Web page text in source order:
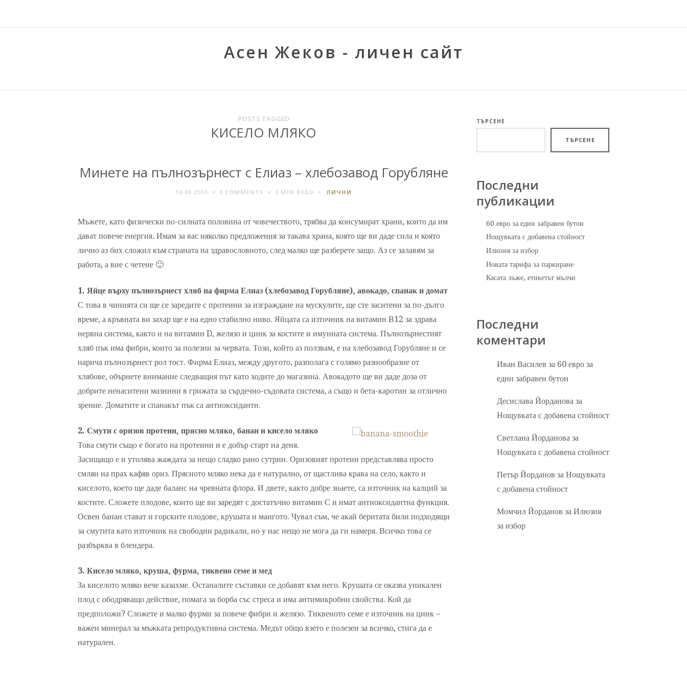
Асен Жеков - личен сайт
POSTS TAGGED
КИСЕЛО МЛЯКО
Минете на пълнозърнест с Елиаз – хлебозавод Горубляне
10.08.2015 0 COMMENTS 2 MIN READ ЛИЧНИ
Мъжете, като физически по-силната половина от човечеството, трябва да консумират храни, които да им
дават повече енергия. Имам за вас няколко предложения за такава храна, която ще ви даде сила и която
лично аз бих сложил към страната на здравословното, след малко ще разберете защо. Аз се залавям за
работа, а вие с четене 🙂
1. Яйце върху пълнозърнест хляб на фирма Елиаз (хлебозавод Горубляне), авокадо, спанак и домат
С това в чинията си ще се заредите с протеини за изграждане на мускулите, ще сте заситени за по-дълго
време, а кръвната ви захар ще е на едно стабилно ниво. Яйцата са източник на витамин В12 за здрава
нервна система, както и на витамин D, желязо и цинк за костите и имунната система. Пълнозърнестият
хляб пък има фибри, които за полезни за червата. Този, който аз ползвам, е на хлебозавод Горубляне и се
нарича пълнозърнест рол тост. Фирма Елиаз, между другото, разполага с голямо разнообразие от
хлябове, обърнете внимание следващия път като ходите до магазина. Авокадото ще ви даде доза от
добрите ненаситени мазнини в грижата за сърдечно-съдовата система, а също и бета-каротин за отлично
зрение. Доматите и спанакът пък са антиоксиданти.
2. Смути с оризов протеин, прясно мляко, банан и кисело мляко
Това смути също е богато на протеини и е добър старт на деня.
Засищащо е и утолява жаждата за нещо сладко рано сутрин. Оризовият протеин представлява просто
смлян на прах кафяв ориз. Прясното мляко нека да е натурално, от щастлива крава на село, както и
киселото, което ще даде баланс на чревната флора. И двете, както добре знаете, са източник на калций за
костите. Сложете плодове, които ще ви заредят с достатъчно витамин С и имат антиоксидантна функция.
Освен банан стават и горските плодове, крушата и мангото. Чувал съм, че акай беритата били подходящи
за смутита като източник на свободни радикали, но у нас нещо не мога да ги намеря. Всичко това се
разбърква в блендера.
3. Кисело мляко, круша, фурма, тиквено семе и мед
За киселото мляко вече казахме. Останалите съставки се добавят към него. Крушата се оказва уникален
плод с ободряващо действие, помага за борба със стреса и има антимикробни свойства. Кой да
предположи? Сложете и малко фурми за повече фибри и желязо. Тиквеното семе е източник на цинк –
важен минерал за мъжката репродуктивна система. Медът общо взето е полезен за всичко, стига да е
натурален.
ТЪРСЕНЕ
ТЪРСЕНЕ
Последни
публикации
60 евро за един забравен бутон
Нощувката с добавена стойност
Илюзия за избор
Новата тарифа за паркиране
Касата лъже, етикетът мълчи
Последни
коментари
Иван Василев за 60 евро за
един забравен бутон
Десислава Йорданова за
Нощувката с добавена стойност
Светлана Йорданова за
Нощувката с добавена стойност
Петър Йорданов за Нощувката
с добавена стойност
Момчил Йорданов за Илюзия
за избор